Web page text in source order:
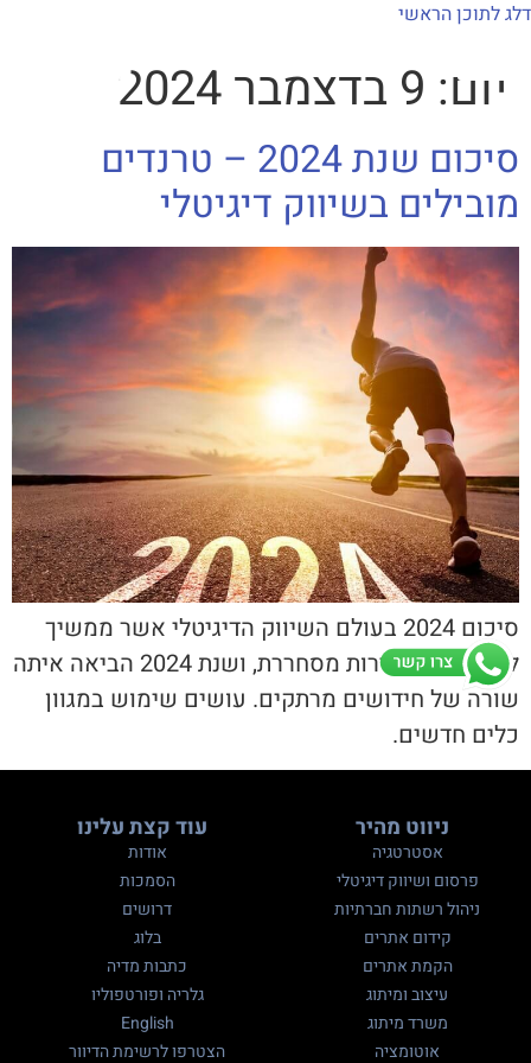
לתוכן
דלג לתוכן הראשי
יום: 9 בדצמבר 2024
סיכום שנת 2024 – טרנדים
מובילים בשיווק דיגיטלי
סיכום 2024 בעולם השיווק הדיגיטלי אשר ממשיך
להתפתח במהירות מסחררת, ושנת 2024 הביאה איתה
שורה של חידושים מרתקים. עושים שימוש במגוון
כלים חדשים.
ניווט מהיר
אסטרטגיה
פרסום ושיווק דיגיטלי
ניהול רשתות חברתיות
קידום אתרים
הקמת אתרים
עיצוב ומיתוג
משרד מיתוג
אוטומציה
עוד קצת עלינו
אודות
הסמכות
דרושים
בלוג
כתבות מדיה
גלריה ופורטפוליו
English
הצטרפו לרשימת הדיוור